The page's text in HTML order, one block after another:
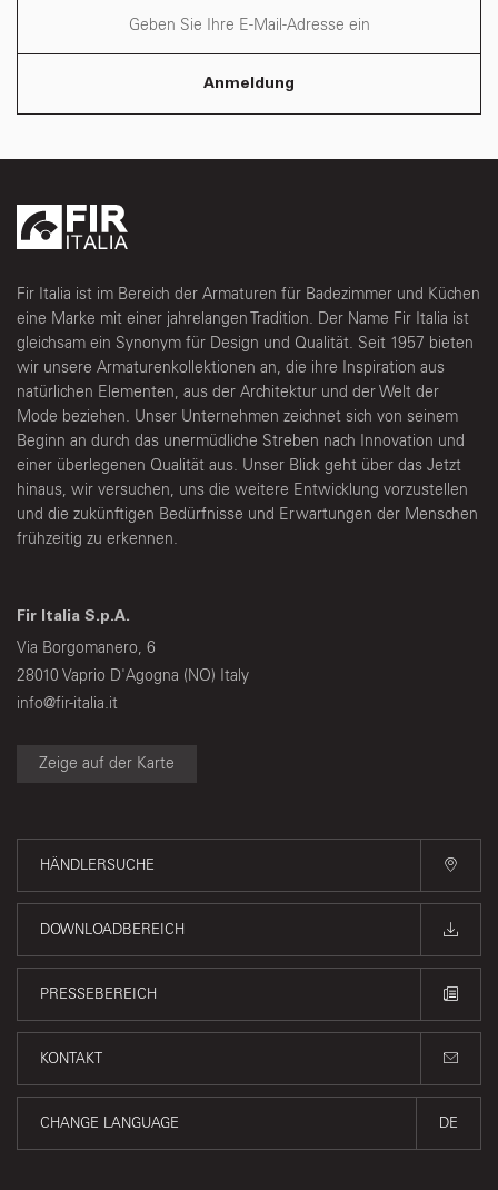
Anmeldung
Fir Italia ist im Bereich der Armaturen für Badezimmer und Küchen
eine Marke mit einer jahrelangen Tradition. Der Name Fir Italia ist
gleichsam ein Synonym für Design und Qualität. Seit 1957 bieten
wir unsere Armaturenkollektionen an, die ihre Inspiration aus
natürlichen Elementen, aus der Architektur und der Welt der
Mode beziehen. Unser Unternehmen zeichnet sich von seinem
Beginn an durch das unermüdliche Streben nach Innovation und
einer überlegenen Qualität aus. Unser Blick geht über das Jetzt
hinaus, wir versuchen, uns die weitere Entwicklung vorzustellen
und die zukünftigen Bedürfnisse und Erwartungen der Menschen
frühzeitig zu erkennen.
Fir Italia S.p.A.
Via Borgomanero, 6
28010 Vaprio D'Agogna (NO) Italy
info@fir-italia.it
Zeige auf der Karte
HÄNDLERSUCHE
DOWNLOADBEREICH
PRESSEBEREICH
KONTAKT
CHANGE LANGUAGE DE